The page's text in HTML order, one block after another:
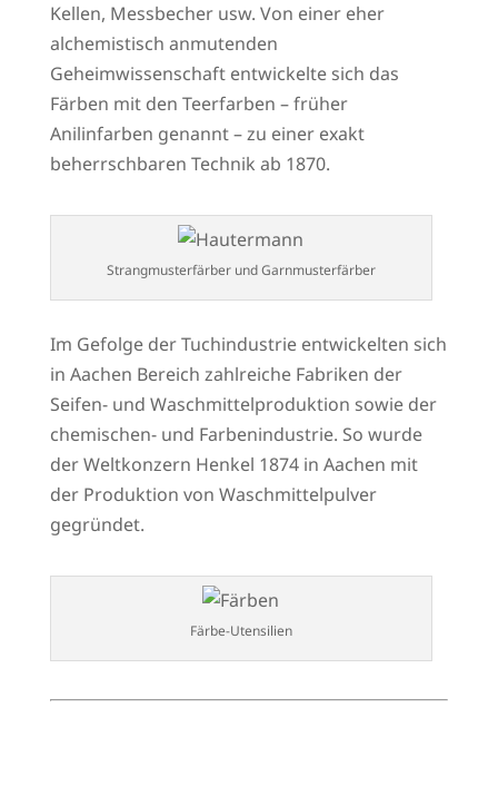
Kellen, Messbecher usw. Von einer eher
alchemistisch anmutenden
Geheimwissenschaft entwickelte sich das
Färben mit den Teerfarben – früher
Anilinfarben genannt – zu einer exakt
beherrschbaren Technik ab 1870.
Strangmusterfärber und Garnmusterfärber
Im Gefolge der Tuchindustrie entwickelten sich
in Aachen Bereich zahlreiche Fabriken der
Seifen- und Waschmittelproduktion sowie der
chemischen- und Farbenindustrie. So wurde
der Weltkonzern Henkel 1874 in Aachen mit
der Produktion von Waschmittelpulver
gegründet.
Färbe-Utensilien